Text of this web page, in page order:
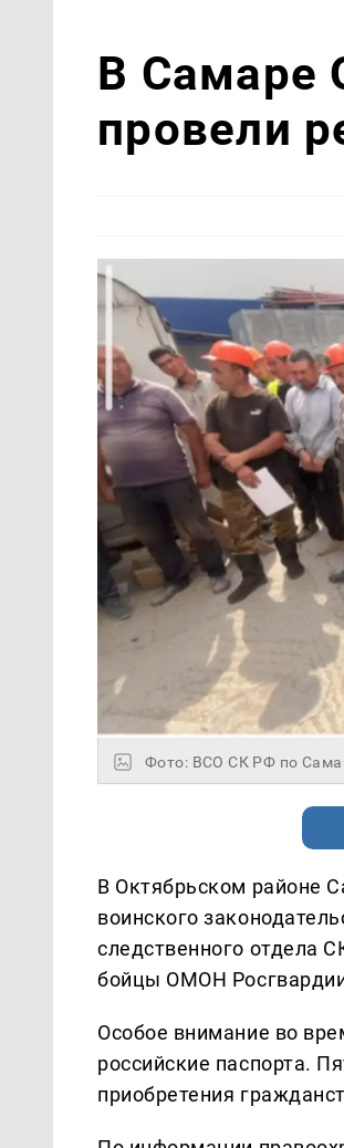
В Самаре
провели
Фото: ВСО СК РФ по
В Октябрьском районе
воинского
следственного отдела
бойцы ОМОН
Особое внимание во
российские паспорта.
приобретения